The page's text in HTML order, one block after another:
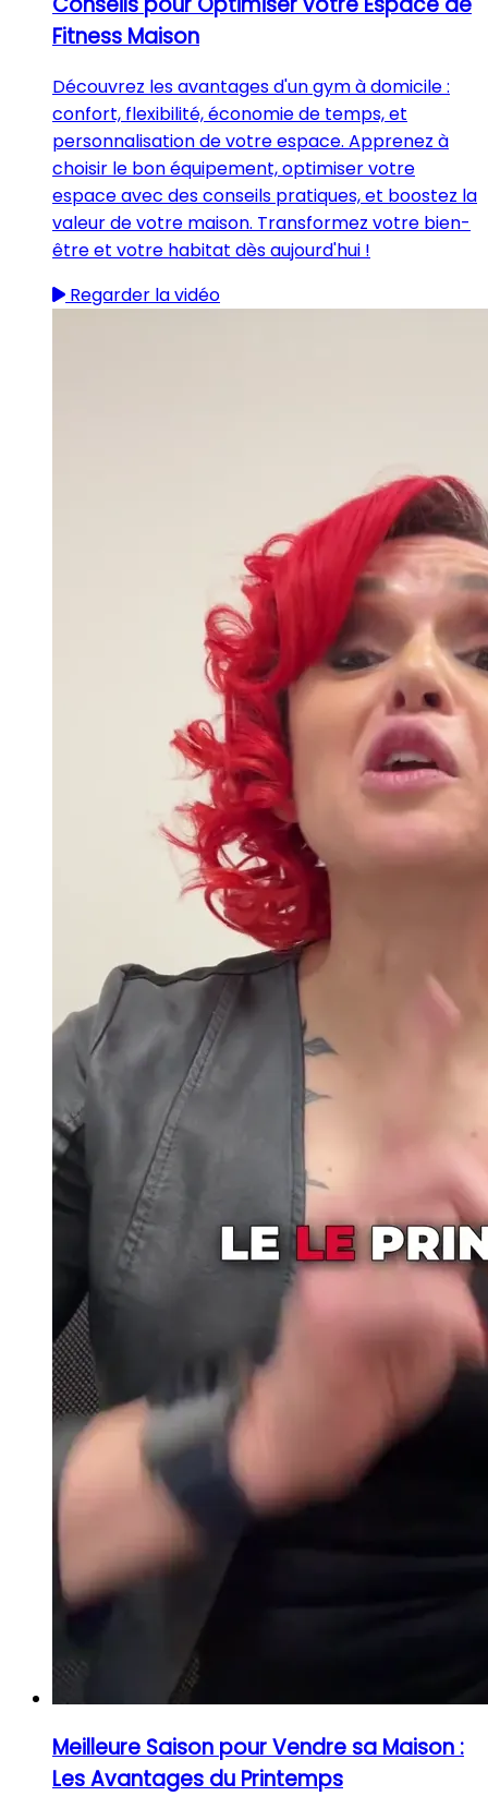
Fitness Maison
Découvrez les avantages d'un gym à domicile :
confort, flexibilité, économie de temps, et
personnalisation de votre espace. Apprenez à
choisir le bon équipement, optimiser votre
espace avec des conseils pratiques, et boostez la
valeur de votre maison. Transformez votre bien-
être et votre habitat dès aujourd'hui !
Regarder la vidéo
Meilleure Saison pour Vendre sa Maison :
Les Avantages du Printemps